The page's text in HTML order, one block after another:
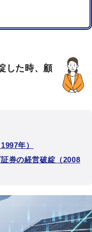
した時、顧
年）
券の経営破綻（2008